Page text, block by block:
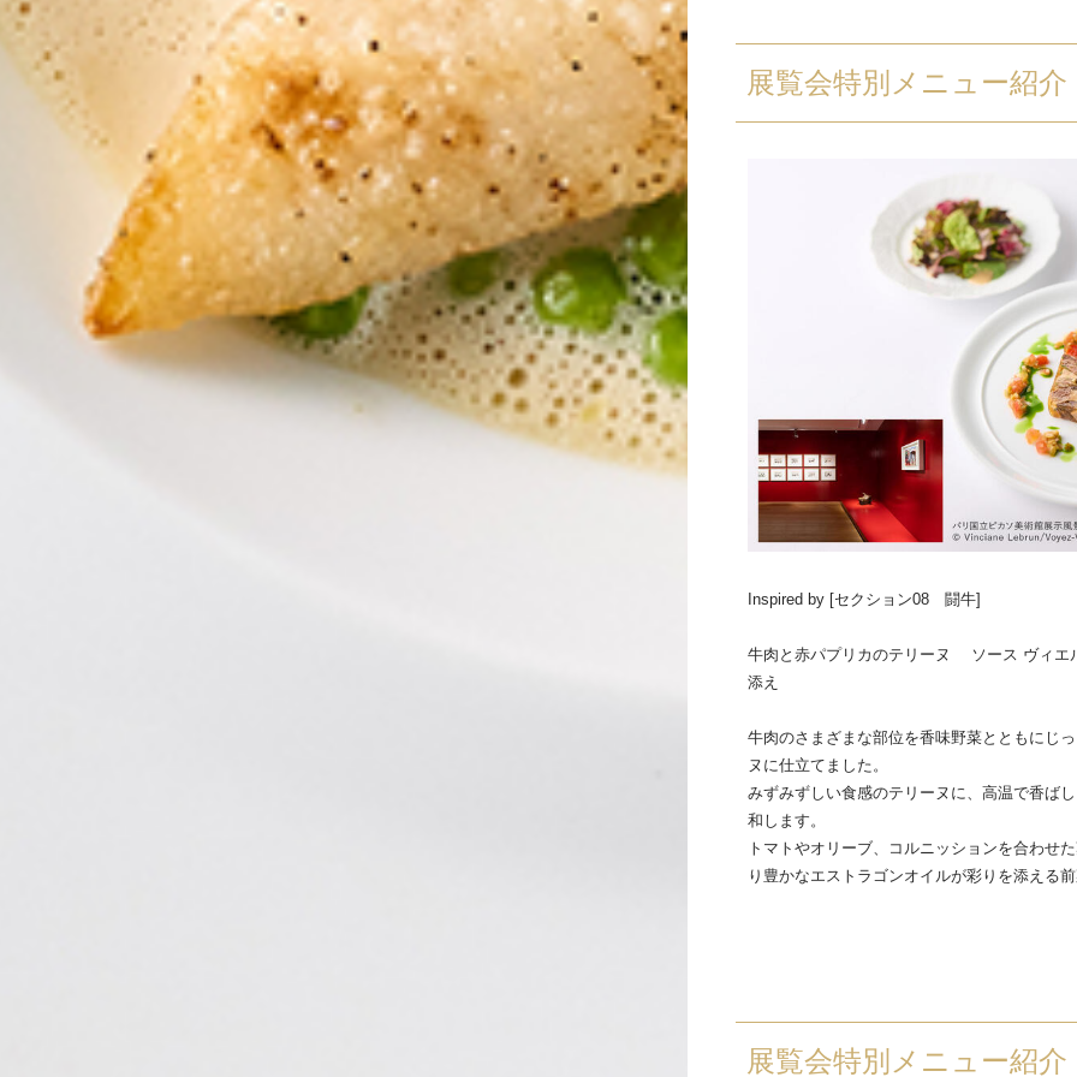
展覧会特別メニュー紹介
Inspired by [セクション08 闘牛]
牛肉と赤パプリカのテリーヌ ソース ヴィエ
添え
牛肉のさまざまな部位を香味野菜とともにじ
ヌに仕立てました。
みずみずしい食感のテリーヌに、高温で香ば
和します。
トマトやオリーブ、コルニッションを合わせ
り豊かなエストラゴンオイルが彩りを添える
展覧会特別メニュー紹介